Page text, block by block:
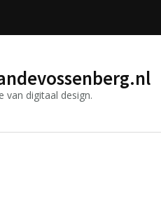
van digitaal design.